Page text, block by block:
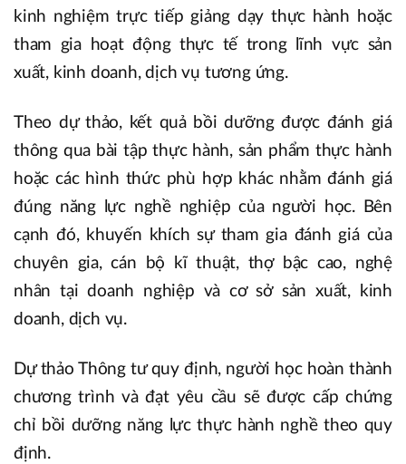
kinh nghiệm trực tiếp giảng dạy thực hành hoặc
tham gia hoạt động thực tế trong lĩnh vực sản
xuất, kinh doanh, dịch vụ tương ứng.
Theo dự thảo, kết quả bồi dưỡng được đánh giá
thông qua bài tập thực hành, sản phẩm thực hành
hoặc các hình thức phù hợp khác nhằm đánh giá
đúng năng lực nghề nghiệp của người học. Bên
cạnh đó, khuyến khích sự tham gia đánh giá của
chuyên gia, cán bộ kĩ thuật, thợ bậc cao, nghệ
nhân tại doanh nghiệp và cơ sở sản xuất, kinh
doanh, dịch vụ.
Dự thảo Thông tư quy định, người học hoàn thành
chương trình và đạt yêu cầu sẽ được cấp chứng
chỉ bồi dưỡng năng lực thực hành nghề theo quy
định.